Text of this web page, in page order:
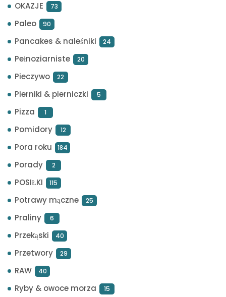
OKAZJE 73
Paleo 90
Pancakes & naleśniki 24
Pełnoziarniste 20
Pieczywo 22
Pierniki & pierniczki 5
Pizza 1
Pomidory 12
Pora roku 184
Porady 2
POSIŁKI 115
Potrawy mączne 25
Praliny 6
Przekąski 40
Przetwory 29
RAW 40
Ryby & owoce morza 15